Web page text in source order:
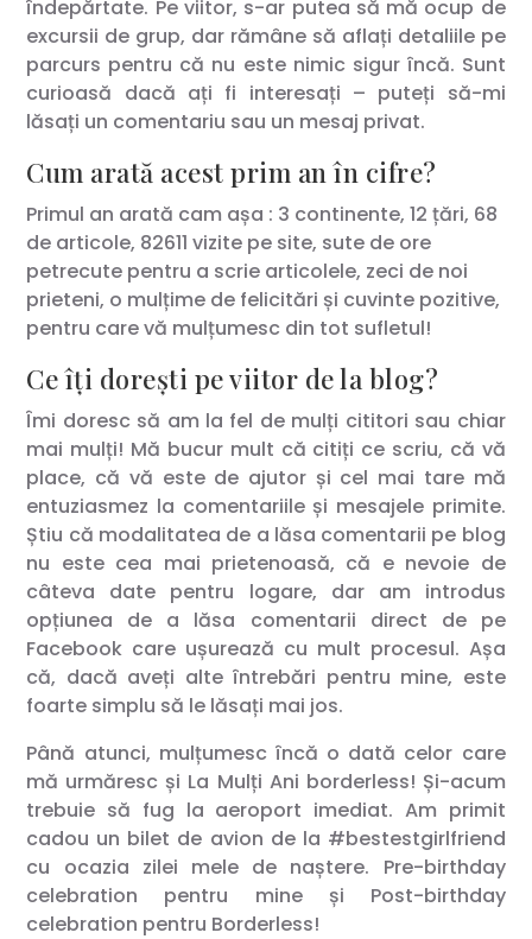
îndepărtate. Pe viitor, s-ar putea să mă ocup de
excursii de grup, dar rămâne să aflați detaliile pe
parcurs pentru că nu este nimic sigur încă. Sunt
curioasă dacă ați fi interesați – puteți să-mi
lăsați un comentariu sau un mesaj privat.
Cum arată acest prim an în cifre?
Primul an arată cam așa : 3 continente, 12 țări, 68
de articole, 82611 vizite pe site, sute de ore
petrecute pentru a scrie articolele, zeci de noi
prieteni, o mulțime de felicitări și cuvinte pozitive,
pentru care vă mulțumesc din tot sufletul!
Ce îți dorești pe viitor de la blog?
Îmi doresc să am la fel de mulți cititori sau chiar
mai mulți! Mă bucur mult că citiți ce scriu, că vă
place, că vă este de ajutor și cel mai tare mă
entuziasmez la comentariile și mesajele primite.
Știu că modalitatea de a lăsa comentarii pe blog
nu este cea mai prietenoasă, că e nevoie de
câteva date pentru logare, dar am introdus
opțiunea de a lăsa comentarii direct de pe
Facebook care ușurează cu mult procesul. Așa
că, dacă aveți alte întrebări pentru mine, este
foarte simplu să le lăsați mai jos.
Până atunci, mulțumesc încă o dată celor care
mă urmăresc și La Mulți Ani borderless! Și-acum
trebuie să fug la aeroport imediat. Am primit
cadou un bilet de avion de la #bestestgirlfriend
cu ocazia zilei mele de naștere. Pre-birthday
celebration pentru mine și Post-birthday
celebration pentru Borderless!